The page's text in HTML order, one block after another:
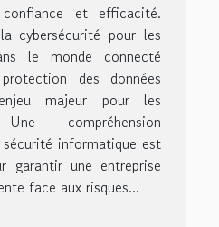
et efficacité.
cybersécurité pour les
le monde connecté
des données
majeur pour les
Une compréhension
informatique est
garantir une entreprise
face aux risques...